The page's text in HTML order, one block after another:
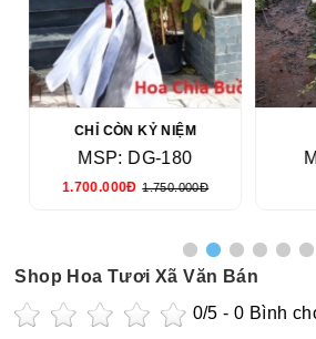
CHỈ CÒN KỶ NIỆM
MSP: DG-180
1.700.000Đ 1.750.000Đ
Shop Hoa Tươi Xã Văn Bán
0/5 -0 Bình